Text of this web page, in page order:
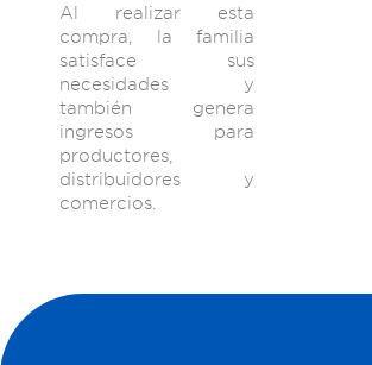
Al realizar esta
compra, la familia
satisface sus
necesidades y
también genera
ingresos para
productores,
distribuidores y
comercios.